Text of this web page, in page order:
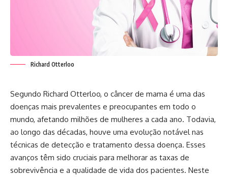
Richard Otterloo
Segundo Richard Otterloo, o câncer de mama é uma das
doenças mais prevalentes e preocupantes em todo o
mundo, afetando milhões de mulheres a cada ano. Todavia,
ao longo das décadas, houve uma evolução notável nas
técnicas de detecção e tratamento dessa doença. Esses
avanços têm sido cruciais para melhorar as taxas de
sobrevivência e a qualidade de vida dos pacientes. Neste